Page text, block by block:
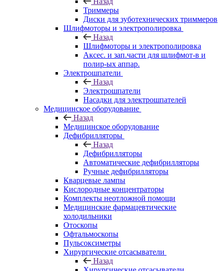
Триммеры
Диски для зуботехнических триммеров
Шлифмоторы и электрополировка
Назад
Шлифмоторы и электрополировка
Аксес. и зап.части для шлифмот-в и
полир-ых аппар.
Электрошпатели
Назад
Электрошпатели
Насадки для электрошпателей
Медицинское оборудование
Назад
Медицинское оборудование
Дефибрилляторы
Назад
Дефибрилляторы
Автоматические дефибрилляторы
Ручные дефибрилляторы
Кварцевые лампы
Кислородные концентраторы
Комплекты неотложной помощи
Медицинские фармацевтические
холодильники
Отоскопы
Офтальмоскопы
Пульсоксиметры
Хирургические отсасыватели
Назад